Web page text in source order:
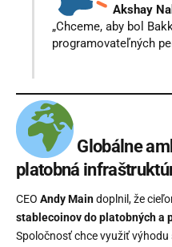
Akshay
„Chceme, aby bol
programovateľných
Globálne
platobná
CEO Andy Maindoplnil, že
stablecoinov do platobných a
Spoločnosť chce využiť